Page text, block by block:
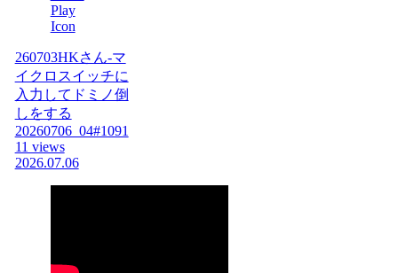
260703HKさん-マ
イクロスイッチに
入力してドミノ倒
しをする
20260706_04#1091
11 views
2026.07.06